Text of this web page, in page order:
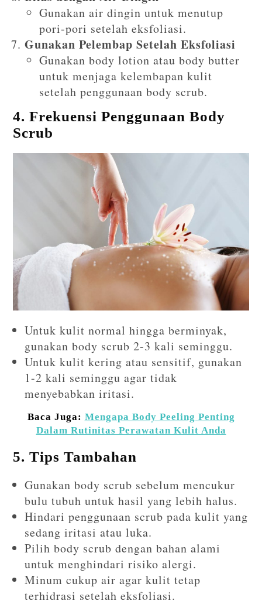
Gunakan air dingin untuk menutup
pori-pori setelah eksfoliasi.
Gunakan Pelembap Setelah Eksfoliasi
Gunakan body lotion atau body butter
untuk menjaga kelembapan kulit
setelah penggunaan body scrub.
4. Frekuensi Penggunaan Body
Scrub
Untuk kulit normal hingga berminyak,
gunakan body scrub 2-3 kali seminggu.
Untuk kulit kering atau sensitif, gunakan
1-2 kali seminggu agar tidak
menyebabkan iritasi.
Baca Juga: Mengapa Body Peeling Penting
Dalam Rutinitas Perawatan Kulit Anda
5. Tips Tambahan
Gunakan body scrub sebelum mencukur
bulu tubuh untuk hasil yang lebih halus.
Hindari penggunaan scrub pada kulit yang
sedang iritasi atau luka.
Pilih body scrub dengan bahan alami
untuk menghindari risiko alergi.
Minum cukup air agar kulit tetap
terhidrasi setelah eksfoliasi.